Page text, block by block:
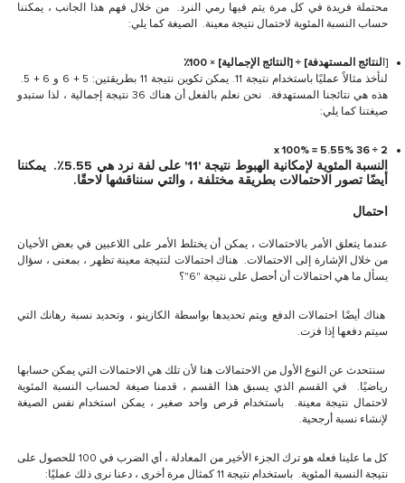
محتملة فريدة في كل مرة يتم فيها رمي النرد. من خلال فهم هذا الجانب ، يمكننا
حساب النسبة المئوية لاحتمال نتيجة معينة. الصيغة كما يلي:
[النتائج المستهدفة] ÷ [النتائج الإجمالية] × 100٪
لنأخذ مثالاً عمليًا باستخدام نتيجة 11. يمكن تكوين نتيجة 11 بطريقتين: 5 + 6 و 6 + 5.
هذه هي نتائجنا المستهدفة. نحن نعلم بالفعل أن هناك 36 نتيجة إجمالية ، لذا ستبدو
صيغتنا كما يلي:
2 ÷ 36 x 100% = 5.55%
النسبة المئوية لإمكانية الهبوط نتيجة '11' على لفة نرد هي 5.55٪. يمكننا
أيضًا تصور الاحتمالات بطريقة مختلفة ، والتي سنناقشها لاحقًا.
احتمال
عندما يتعلق الأمر بالاحتمالات ، يمكن أن يختلط الأمر على اللاعبين في بعض الأحيان
من خلال الإشارة إلى الاحتمالات. هناك احتمالات لنتيجة معينة تظهر ، بمعنى ، سؤال
يسأل ما هي احتمالات أن أحصل على نتيجة "6"؟
هناك أيضًا احتمالات الدفع ويتم تحديدها بواسطة الكازينو ، وتحديد نسبة رهانك التي
سيتم دفعها إذا فزت.
سنتحدث عن النوع الأول من الاحتمالات هنا لأن تلك هي الاحتمالات التي يمكن حسابها
رياضيًا. في القسم الذي يسبق هذا القسم ، قدمنا صيغة لحساب النسبة المئوية
لاحتمال نتيجة معينة. باستخدام قرص واحد صغير ، يمكن استخدام نفس الصيغة
لإنشاء نسبة أرجحية.
كل ما علينا فعله هو ترك الجزء الأخير من المعادلة ، أي الضرب في 100 للحصول على
نتيجة النسبة المئوية. باستخدام نتيجة 11 كمثال مرة أخرى ، دعنا نرى ذلك عمليًا: